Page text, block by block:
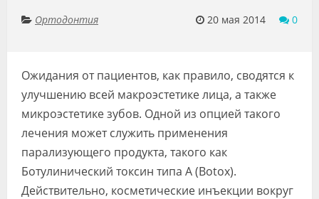
Форум
Клиники
Специалисты
Галерея
Ортодонтия 20 мая 2014 0
Ожидания от пациентов, как правило, сводятся к
улучшению всей макроэстетике лица, а также
микроэстетике зубов. Одной из опцией такого
лечения может служить применения
парализующего продукта, такого как
Ботулинический токсин типа А (Botox).
Действительно, косметические инъекции вокруг